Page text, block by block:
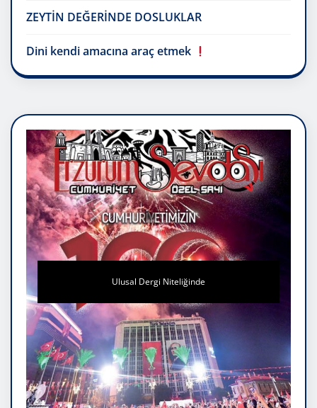
ZEYTİN DEĞERİNDE DOSLUKLAR
Dini kendi amacına araç etmek
Ulusal Dergi Niteliğinde